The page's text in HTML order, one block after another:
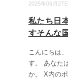
2025年06月27日
私たち日
すそんな
こんにちは
す。 あなた
か。 X内の